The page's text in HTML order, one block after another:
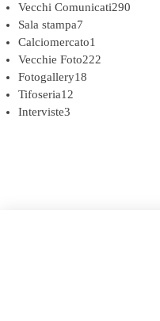
Vecchi Comunicati290
Sala stampa7
Calciomercato1
Vecchie Foto222
Fotogallery18
Tifoseria12
Interviste3